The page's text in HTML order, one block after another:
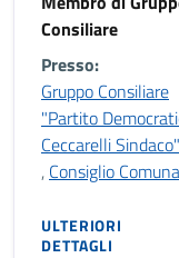
Consiliare
Presso:
Gruppo Consiliare
"Partito
Ceccarelli Sindaco"
, Consiglio
ULTERIORI
DETTAGLI